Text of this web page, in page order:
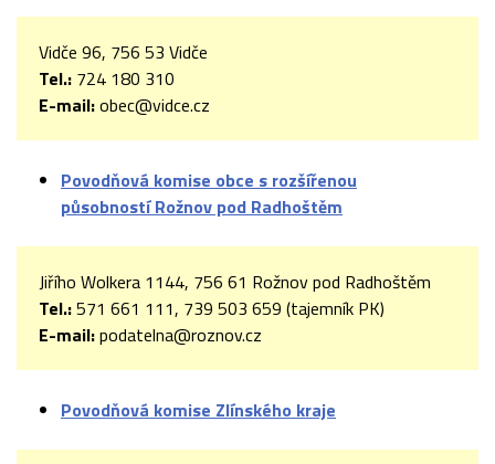
Vidče 96, 756 53 Vidče
Tel.: 724 180 310
E-mail:obec@vidce.cz
Povodňová komise obce s rozšířenou
působností Rožnov pod Radhoštěm
Jiřího Wolkera 1144, 756 61 Rožnov pod Radhoštěm
Tel.:571 661 111, 739 503 659 (tajemník PK)
E-mail:podatelna@roznov.cz
Povodňová komise Zlínského kraje